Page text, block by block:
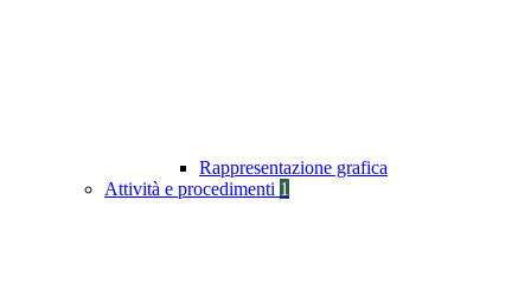
Rappresentazione grafica
Attività e procedimenti 1